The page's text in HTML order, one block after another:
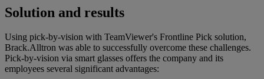
Solution and results
Using pick-by-vision with TeamViewer's Frontline Pick solution,
Brack.Alltron was able to successfully overcome these challenges.
Pick-by-vision via smart glasses offers the company and its
employees several significant advantages: